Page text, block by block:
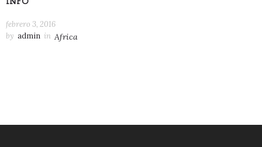
febrero 3, 2016
by admin in Africa